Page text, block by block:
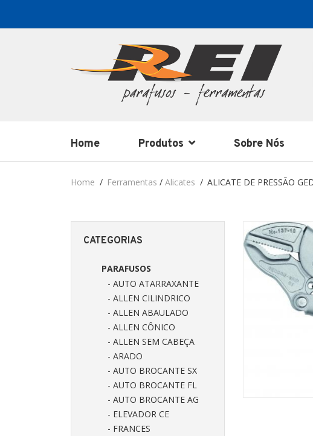
Home Produtos Sobre Nós
Home Ferramentas / Alicates ALICATE DE PRESSÃO
CATEGORIAS
PARAFUSOS
- AUTO ATARRAXANTE
- ALLEN CILINDRICO
- ALLEN ABAULADO
- ALLEN CÔNICO
- ALLEN SEM CABEÇA
- ARADO
- AUTO BROCANTE SX
- AUTO BROCANTE FL
- AUTO BROCANTE AG
- ELEVADOR CE
- FRANCES